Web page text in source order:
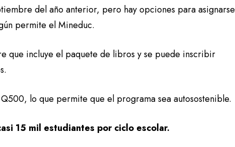
del año anterior, pero hay opciones para asignarse
permite el Mineduc.
que incluye el paquete de libros y se puede inscribir
lo que permite que el programa sea autosostenible.
15 mil estudiantes por ciclo escolar.